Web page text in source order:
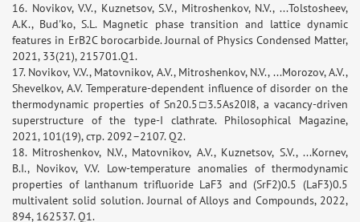
16. Novikov, V.V., Kuznetsov, S.V., Mitroshenkov, N.V., ...Tolstosheev,
A.K., Bud'ko, S.L. Magnetic phase transition and lattice dynamic
features in ErB2C borocarbide. Journal of Physics Condensed Matter,
2021, 33(21), 215701.Q1.
17. Novikov, V.V., Matovnikov, A.V., Mitroshenkov, N.V., ...Morozov, A.V.,
Shevelkov, A.V. Temperature-dependent influence of disorder on the
thermodynamic properties of Sn20.5□3.5As20I8, a vacancy-driven
superstructure of the type-I clathrate. Philosophical Magazine,
2021, 101(19), стр. 2092–2107. Q2.
18. Mitroshenkov, N.V., Matovnikov, A.V., Kuznetsov, S.V., ...Kornev,
B.I., Novikov, V.V. Low-temperature anomalies of thermodynamic
properties of lanthanum trifluoride LaF3 and (SrF2)0.5 (LaF3)0.5
multivalent solid solution. Journal of Alloys and Compounds, 2022,
894, 162537. Q1.